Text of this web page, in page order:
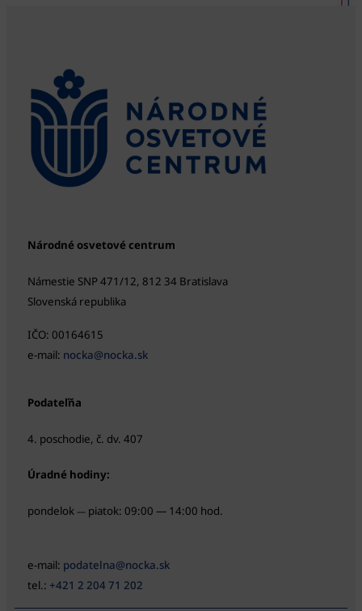
Národné osvetové centrum
Námestie SNP 471/12, 812 34 Bratislava
Slovenská republika
IČO: 00164615
e-mail: nocka@nocka.sk
Podateľňa
4. poschodie, č. dv. 407
Úradné hodiny:
pondelok — piatok: 09:00 — 14:00 hod.
e-mail: podatelna@nocka.sk
tel.: +421 2 204 71 202